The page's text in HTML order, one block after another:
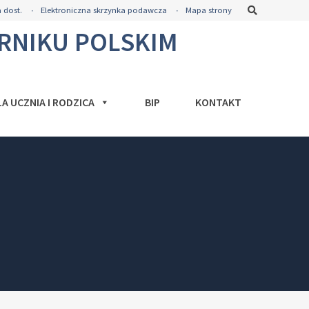
dost. Elektroniczna skrzynka podawcza Mapa strony
POLSKIM
UCZNIA I RODZICA BIP KONTAKT